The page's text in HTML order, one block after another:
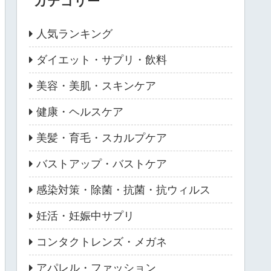
人気ランキング
ダイエット・サプリ・飲料
美容・美肌・スキンケア
健康・ヘルスケア
美髪・育毛・スカルプケア
バストアップ・バストケア
感染対策・除菌・抗菌・抗ウィルス
妊活・妊娠中サプリ
コンタクトレンズ・メガネ
アパレル・ファッション